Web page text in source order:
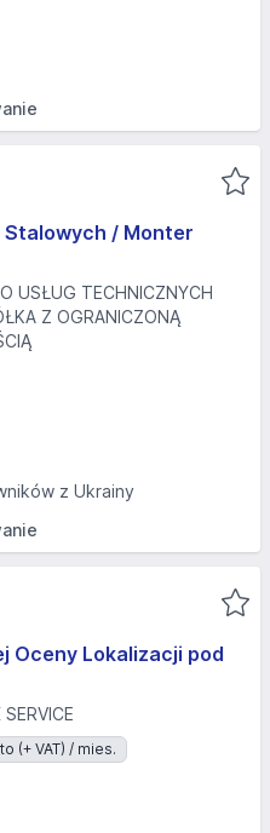
/ Monter
USŁUG TECHNICZNYCH
Z OGRANICZONĄ
z Ukrainy
Oceny Lokalizacji pod
(+ VAT) / mies.